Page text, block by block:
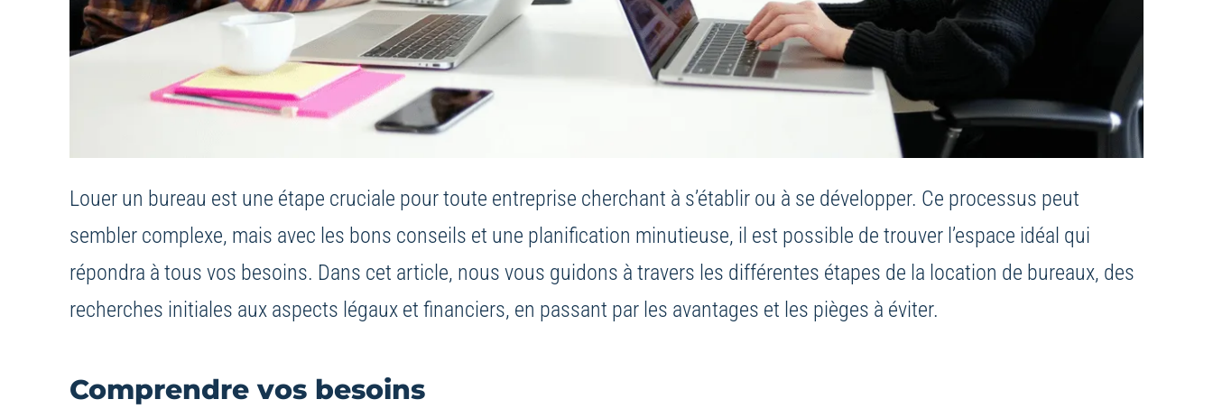
Louer un bureau est une étape cruciale pour toute entreprise cherchant à s’établir ou à se développer. Ce processus peut
sembler complexe, mais avec les bons conseils et une planification minutieuse, il est possible de trouver l’espace idéal qui
répondra à tous vos besoins. Dans cet article, nous vous guidons à travers les différentes étapes de la location de bureaux, des
recherches initiales aux aspects légaux et financiers, en passant par les avantages et les pièges à éviter.
Comprendre vos besoins